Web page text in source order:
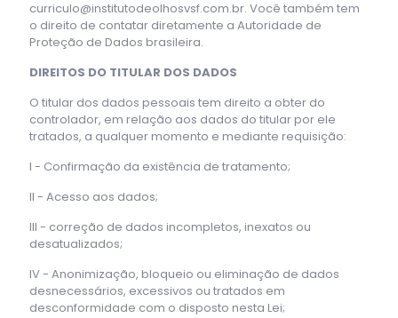
curriculo@institutodeolhosvsf.com.br. Você também tem
o direito de contatar diretamente a Autoridade de
Proteção de Dados brasileira.
DIREITOS DO TITULAR DOS DADOS
O titular dos dados pessoais tem direito a obter do
controlador, em relação aos dados do titular por ele
tratados, a qualquer momento e mediante requisição:
I - Confirmação da existência de tratamento;
II - Acesso aos dados;
III - correção de dados incompletos, inexatos ou
desatualizados;
IV - Anonimização, bloqueio ou eliminação de dados
desnecessários, excessivos ou tratados em
desconformidade com o disposto nesta Lei;